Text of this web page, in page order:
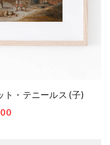
ト・テニールス (子)